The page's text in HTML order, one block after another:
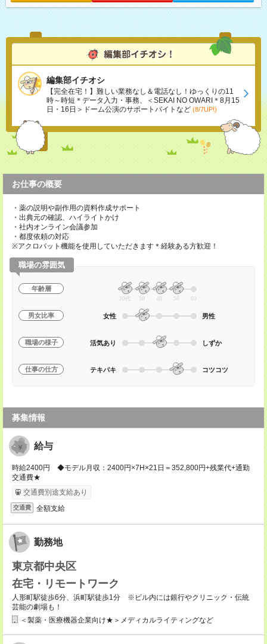
編集部イチオシ
【完全在宅！】難しい業務なし＆電話なし！ゆっくりの11
時～時短＊データ入力・事務、＜SEKAI NO OWARI＊8月15
日・16日＞ドーム公演のサポートバイトなど (8/7UP!)
お仕事の概要
・薬の説明や副作用の資料作成サポート
・出典元の確認、ハイライトかけ
・社内オンライン会議参加
・都度依頼の対応
※アクロバット機能を使用していただきます＊経験ある方歓迎！
職場の雰囲気
年齢層
20代 30 40 50 60
男女比率 女性 男性
職場の様子 活気あり しずか
仕事の仕方 テキパキ コツコツ
募集情報
給与
時給2400円 ◆モデル月収：2400円×7H×21日＝352,800円+残業代+通勤
交通費★
交通費別途支給あり
交通費 全額支給
勤務地
東京都中央区
在宅・リモートワーク
人形町駅徒歩6分、浜町駅徒歩1分 ※ビル内には銀行やクリニック・伝統
芸能の劇場も！
＜製薬・医療機器企業向け★＞メディカルライティングなど